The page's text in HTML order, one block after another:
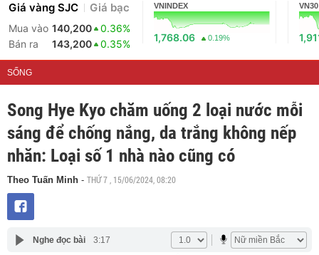
Giá vàng SJC Giá bạc
Mua vào 140,200
0.36%
Bán ra
143,200 0.35%
VNINDEX
1,768.06 0.19%
VN30
SỐNG
Song Hye Kyo chăm uống 2 loại nước mỗi
sáng để chống nắng, da trắng không nếp
nhăn: Loại số 1 nhà nào cũng có
Theo Tuấn Minh - THỨ 7 , 15/06/2024, 08:20
Nghe đọc bài 3:17